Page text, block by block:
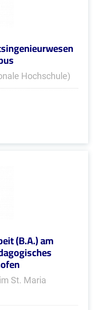
Hochschule)
(B.A.) am
St. Maria